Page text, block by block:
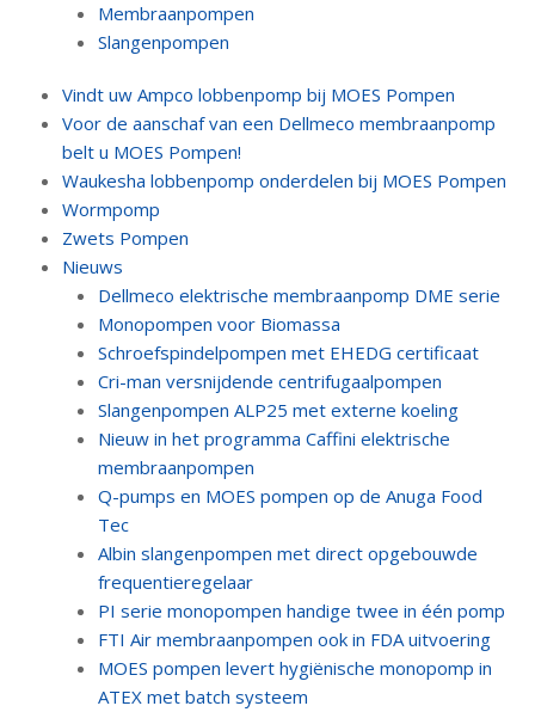
Membraanpompen
Slangenpompen
Vindt uw Ampco lobbenpomp bij MOES Pompen
Voor de aanschaf van een Dellmeco membraanpomp
belt u MOES Pompen!
Waukesha lobbenpomp onderdelen bij MOES Pompen
Wormpomp
Zwets Pompen
Nieuws
Dellmeco elektrische membraanpomp DME serie
Monopompen voor Biomassa
Schroefspindelpompen met EHEDG certificaat
Cri-man versnijdende centrifugaalpompen
Slangenpompen ALP25 met externe koeling
Nieuw in het programma Caffini elektrische
membraanpompen
Q-pumps en MOES pompen op de Anuga Food
Tec
Albin slangenpompen met direct opgebouwde
frequentieregelaar
PI serie monopompen handige twee in één pomp
FTI Air membraanpompen ook in FDA uitvoering
MOES pompen levert hygiënische monopomp in
ATEX met batch systeem